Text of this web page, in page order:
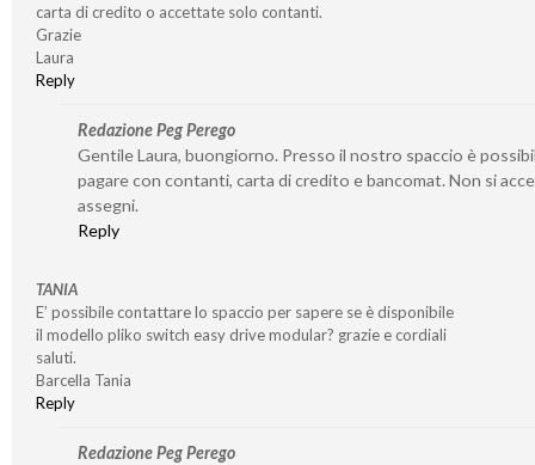
carta di credito o accettate solo contanti.
Grazie
Laura
Reply
Redazione Peg Perego
Gentile Laura, buongiorno. Presso il nostro spaccio è
pagare con contanti, carta di credito e bancomat. Non si
assegni.
Reply
TANIA
E’ possibile contattare lo spaccio per sapere se è disponibile
il modello pliko switch easy drive modular? grazie e cordiali
saluti.
Barcella Tania
Reply
Redazione Peg Perego